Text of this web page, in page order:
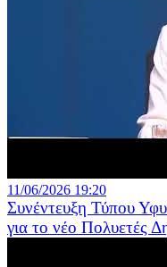
11/06/2026 19:20
Συνέντευξη Τύπου
για το νέο Πολυετές